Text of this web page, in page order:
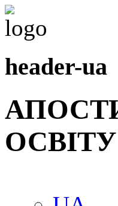
header-ua
ОСВIТУ